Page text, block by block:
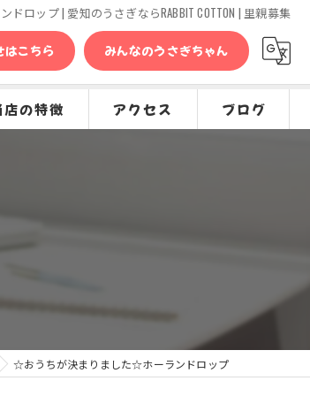
ロップ | 愛知のうさぎならRABBIT COTTON | 里親募集
はこちら みんなのうさぎちゃん
店の特徴
ズ
アクセス ブログ
☆おうちが決まりました☆ホーランドロップ